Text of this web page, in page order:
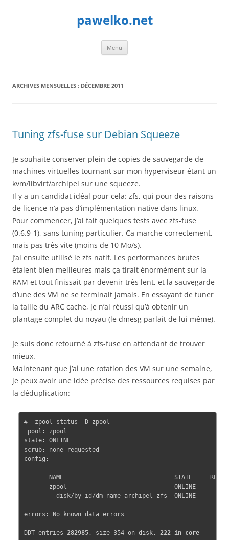
pawelko.net
Menu
ARCHIVES MENSUELLES : DÉCEMBRE 2011
Tuning zfs-fuse sur Debian Squeeze
Je souhaite conserver plein de copies de sauvegarde de
machines virtuelles tournant sur mon hyperviseur étant un
kvm/libvirt/archipel sur une squeeze.
Il y a un candidat idéal pour cela: zfs, qui pour des raisons
de licence n’a pas d’implémentation native dans linux.
Pour commencer, j’ai fait quelques tests avec zfs-fuse
(0.6.9-1), sans tuning particulier. Ca marche correctement,
mais pas très vite (moins de 10 Mo/s).
J’ai ensuite utilisé le zfs natif. Les performances brutes
étaient bien meilleures mais ça tirait énormément sur la
RAM et tout finissait par devenir très lent, et la sauvegarde
d’une des VM ne se terminait jamais. En essayant de tuner
la taille du ARC cache, je n’ai réussi qu’à obtenir un
plantage complet du noyau (le dmesg parlait de lui même).
Je suis donc retourné à zfs-fuse en attendant de trouver
mieux.
Maintenant que j’ai une rotation des VM sur une semaine,
je peux avoir une idée précise des ressources requises par
la déduplication:
#  zpool status -D zpool
pool: zpool
state: ONLINE
scrub: none requested
config:
NAME                               STATE     READ
zpool                              ONLINE       0
disk/by-id/dm-name-archipel-zfs  ONLINE       0
errors: No known data errors
DDT entries 282985, size 354 on disk, 222 in core